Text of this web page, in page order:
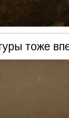
тоже